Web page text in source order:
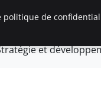
et fiscalité
et
politique de